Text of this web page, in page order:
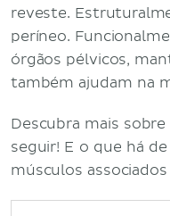
reveste.
períneo.
órgãos pélvicos,
também ajudam na
Descubra mais
seguir! E o que há
músculos